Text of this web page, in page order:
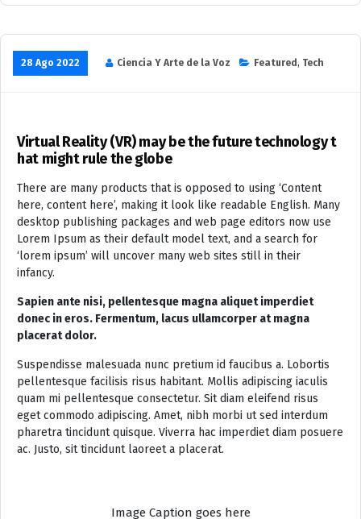
28 Ago 2022 Ciencia Y Arte de la Voz Featured , Tech
Virtual Reality (VR) may be the future technology t
hat might rule the globe
There are many products that is opposed to using ‘Content
here, content here’, making it look like readable English. Many
desktop publishing packages and web page editors now use
Lorem Ipsum as their default model text, and a search for
‘lorem ipsum’ will uncover many web sites still in their
infancy.
Sapien ante nisi, pellentesque magna aliquet imperdiet
donec in eros. Fermentum, lacus ullamcorper at magna
placerat dolor.
Suspendisse malesuada nunc pretium id faucibus a. Lobortis
pellentesque facilisis risus habitant. Mollis adipiscing iaculis
quam mi pellentesque consectetur. Sit diam eleifend risus
eget commodo adipiscing. Amet, nibh morbi ut sed interdum
pharetra tincidunt quisque. Viverra hac imperdiet diam posuere
ac. Justo, sit tincidunt laoreet a placerat.
Image Caption goes here